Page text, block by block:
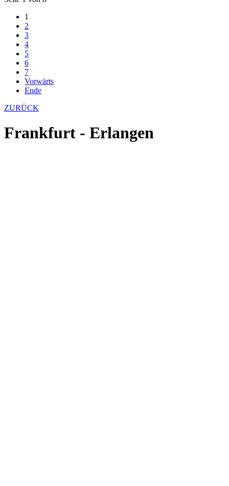
1
2
3
4
5
6
7
Vorwärts
Ende
ZURÜCK
Frankfurt - Erlangen